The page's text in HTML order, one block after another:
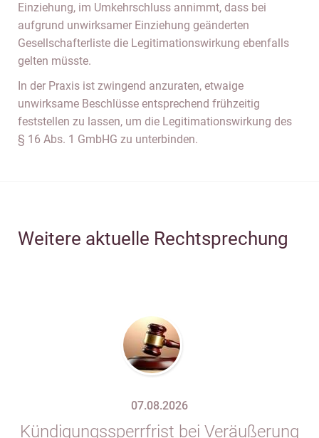
Einziehung, im Umkehrschluss annimmt, dass bei
aufgrund unwirksamer Einziehung geänderten
Gesellschafterliste die Legitimationswirkung ebenfalls
gelten müsste.
In der Praxis ist zwingend anzuraten, etwaige
unwirksame Beschlüsse entsprechend frühzeitig
feststellen zu lassen, um die Legitimationswirkung des
§ 16 Abs. 1 GmbHG zu unterbinden.
Weitere aktuelle Rechtsprechung
07.08.2026
Kündigungssperrfrist bei Veräußerung